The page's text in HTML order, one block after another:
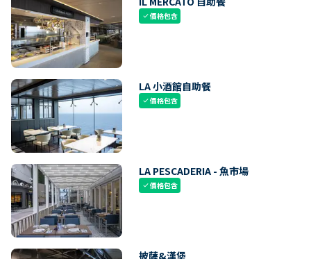
check價格包含
LA 小酒館自助餐
check價格包含
LA PESCADERIA - 魚市場
check價格包含
披薩&漢堡